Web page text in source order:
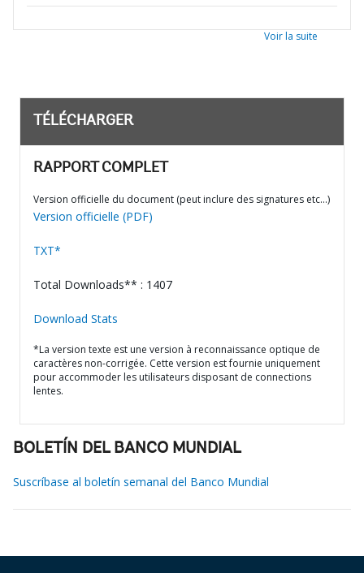
Voir la suite
TÉLÉCHARGER
RAPPORT COMPLET
Version officielle du document (peut inclure des signatures etc…)
Version officielle (PDF)
TXT*
Total Downloads** : 1407
Download Stats
*La version texte est une version à reconnaissance optique de
caractères non-corrigée. Cette version est fournie uniquement
pour accommoder les utilisateurs disposant de connections
lentes.
BOLETÍN DEL BANCO MUNDIAL
Suscríbase al boletín semanal del Banco Mundial